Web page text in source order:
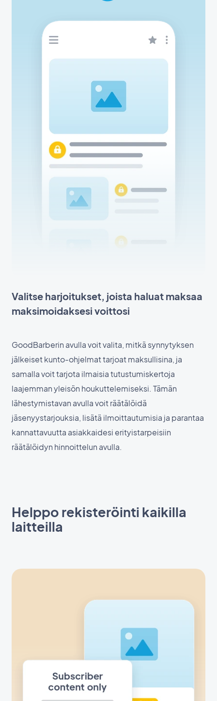
Valitse harjoitukset, joista haluat maksaa
maksimoidaksesi voittosi
GoodBarberin avulla voit valita, mitkä synnytyksen
jälkeiset kunto-ohjelmat tarjoat maksullisina, ja
samalla voit tarjota ilmaisia tutustumiskertoja
laajemman yleisön houkuttelemiseksi. Tämän
lähestymistavan avulla voit räätälöidä
jäsenyystarjouksia, lisätä ilmoittautumisia ja parantaa
kannattavuutta asiakkaidesi erityistarpeisiin
räätälöidyn hinnoittelun avulla.
Helppo rekisteröinti kaikilla
laitteilla